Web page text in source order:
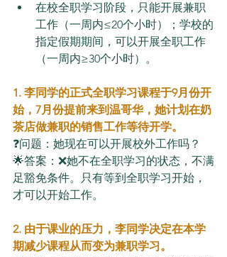
在校全职学习阶段，只能开展兼职
工作（一周内≤20个小时）；学校的
指定假期期间，可以开展全职工作
（一周内≥30个小时）。
1. 李同学的正式全职学习课程于9月份开
始，7月份提前来到温哥华，她计划在奶
茶店做兼职的销售工作等待开学。
❓问题：她现在可以开展校外工作吗？
🌟答案：❌她不在全职学习的状态，不满
足豁免条件。只有等到全职学习开始，
才可以开始工作。
2. 由于课业的压力，李同学决定在本学
期减少课程从而变为兼职学习。